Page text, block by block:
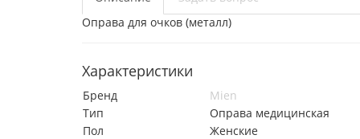
Оправа для очков (металл)
Характеристики
Бренд
Mien
Тип
Оправа медицинская
Пол
Женские